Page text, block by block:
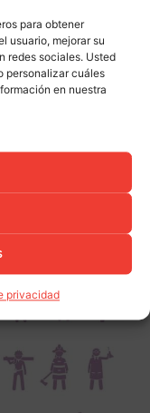
para obtener
usuario, mejorar su
redes sociales. Usted
personalizar cuáles
en nuestra
privacidad